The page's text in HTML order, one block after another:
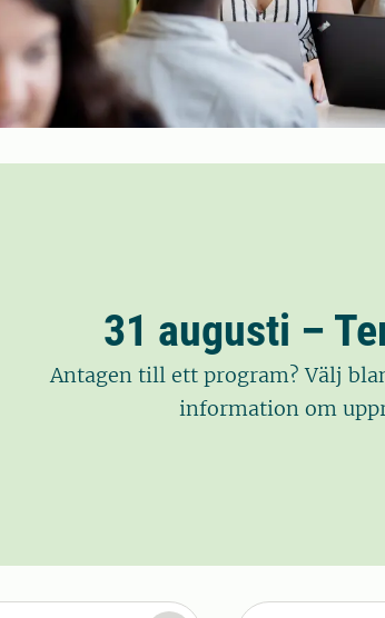
31 augusti –
Antagen till ett program? Välj
information om